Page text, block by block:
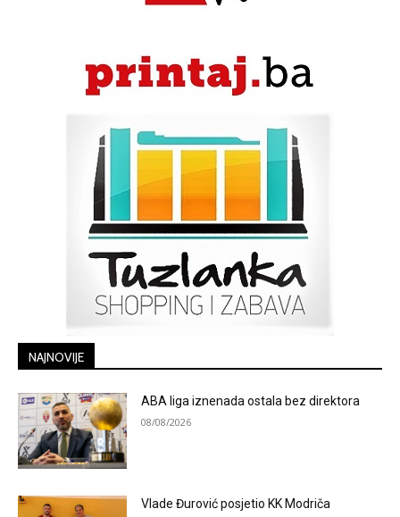
NAJNOVIJE
ABA liga iznenada ostala bez direktora
08/08/2026
Vlade Đurović posjetio KK Modriča